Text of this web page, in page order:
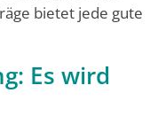
bietet jede gute
Es wird